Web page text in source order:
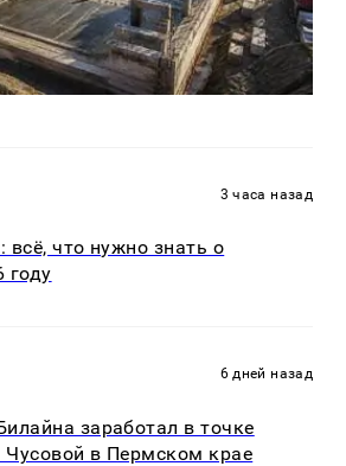
3 часа назад
всё, что нужно знать о
году
6 дней назад
заработал в точке
в Пермском крае